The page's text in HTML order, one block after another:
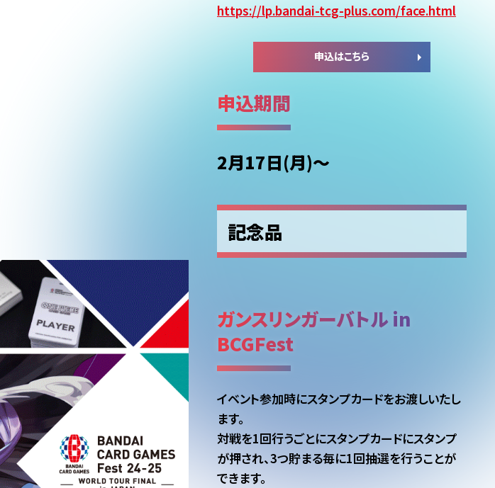
https://lp.bandai-tcg-plus.com/face.html​
申込はこちら
申込期間
2月17日(月)～
記念品
ガンスリンガーバトル in
BCGFest
イベント参加時にスタンプカードをお渡しいたし
ます。
対戦を1回行うごとにスタンプカードにスタンプ
が押され、3つ貯まる毎に1回抽選を行うことが
できます。